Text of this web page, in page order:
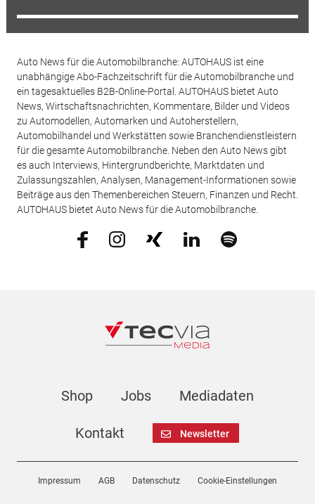
Auto News für die Automobilbranche: AUTOHAUS ist eine
unabhängige Abo-Fachzeitschrift für die Automobilbranche und
ein tagesaktuelles B2B-Online-Portal. AUTOHAUS bietet Auto
News, Wirtschaftsnachrichten, Kommentare, Bilder und Videos
zu Automodellen, Automarken und Autoherstellern,
Automobilhandel und Werkstätten sowie Branchendienstleistern
für die gesamte Automobilbranche. Neben den Auto News gibt
es auch Interviews, Hintergrundberichte, Marktdaten und
Zulassungszahlen, Analysen, Management-Informationen sowie
Beiträge aus den Themenbereichen Steuern, Finanzen und Recht.
AUTOHAUS bietet Auto News für die Automobilbranche.
Shop Jobs Mediadaten
Kontakt Newsletter
Impressum AGB Datenschutz Cookie-Einstellungen